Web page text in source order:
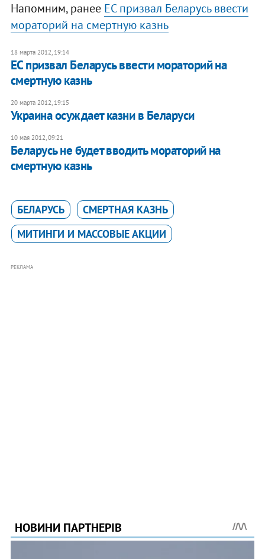
Напомним, ранее ЕС призвал Беларусь ввести
мораторий на смертную казнь
18 марта 2012, 19:14
ЕС призвал Беларусь ввести мораторий на
смертную казнь
20 марта 2012, 19:15
Украина осуждает казни в Беларуси
10 мая 2012, 09:21
Беларусь не будет вводить мораторий на
смертную казнь
БЕЛАРУСЬ
СМЕРТНАЯ КАЗНЬ
МИТИНГИ И МАССОВЫЕ АКЦИИ
РЕКЛАМА